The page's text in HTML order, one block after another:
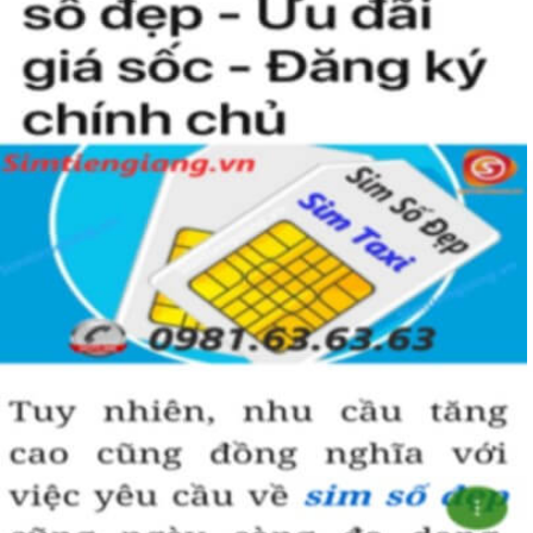
Simtiengiang.vn.
Sim Tiền Giang là đơn vị cung cấp sim số đẹp lục quý 9, sim giá rẻ
uy tín chất lượng.
Chọn mua sim số đẹp thường mất nhiều thời gian ở khoản lựa số,
một số phải vừa đẹp, vừa tốt về phong thủy thì mới là sim hoàn
hảo. Vậy phải làm sao?
- Cách nhanh nhất để chọn mua được sim lục quý 9 là bạn vào
trang chủ của Sim Tiền Giang, chọn mục “Sim giảm giá “ ở ngay
đầu trang chủ. Đây là danh sách sim được đại lý giảm giá vì một số
lý do nên bạn có thể chọn mua được số đẹp lại có giá cực rẻ nữa.
Ngoài ra quý khách chưa ưng ý về sim luc quy 9 có cũng thể tham
khảo thêm Sim Vinaphone,Sim Gmobile, Sim Lục Quý,Sim Năm
Sinh..